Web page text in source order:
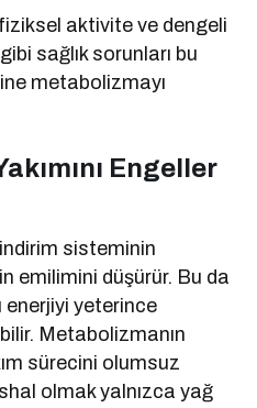
fiziksel aktivite ve dengeli
sağlık sorunları bu
metabolizmayı
Engeller
sisteminin
emilimini düşürür. Bu da
enerjiyi yeterince
Metabolizmanın
sürecini olumsuz
olmak yalnızca yağ